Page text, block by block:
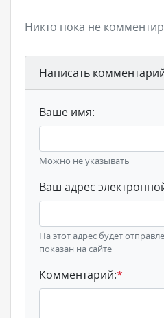
Никто пока не
Написать
Ваше имя:
Можно не указывать
Ваш адрес
На этот адрес будет
показан на сайте
Комментарий:*